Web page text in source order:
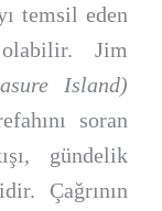
temsil eden
Jim
Island)
soran
gündelik
Çağrının